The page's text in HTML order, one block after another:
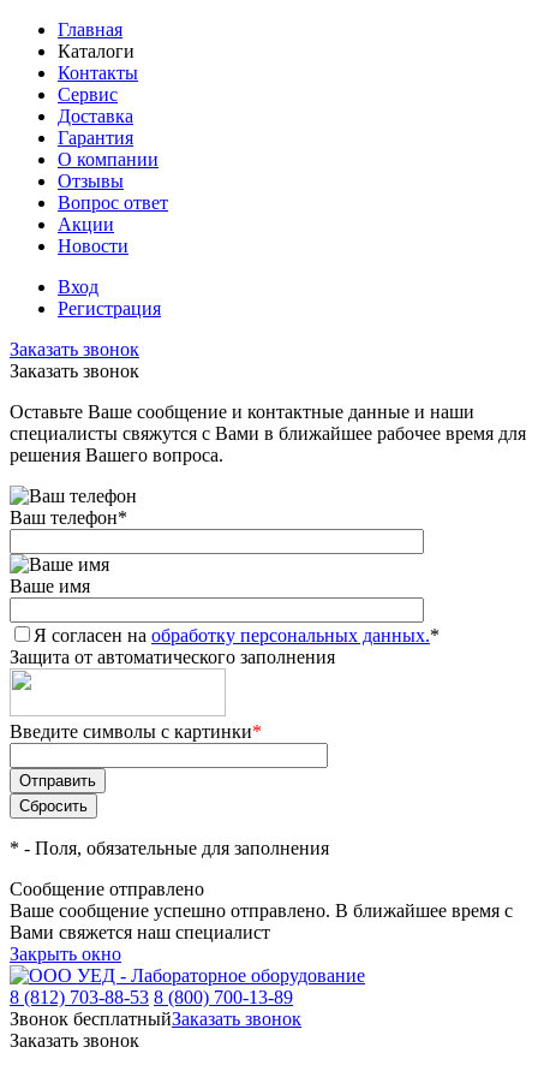
Главная
Каталоги
Контакты
Сервис
Доставка
Гарантия
О компании
Отзывы
Вопрос ответ
Акции
Новости
Вход
Регистрация
Заказать звонок
Заказать звонок
Оставьте Ваше сообщение и контактные данные и наши
специалисты свяжутся с Вами в ближайшее рабочее время для
решения Вашего вопроса.
Ваш телефон*
Ваше имя
Я согласен на обработку персональных данных.*
Защита от автоматического заполнения
Введите символы с картинки*
* - Поля, обязательные для заполнения
Сообщение отправлено
Ваше сообщение успешно отправлено. В ближайшее время с
Вами свяжется наш специалист
Закрыть окно
8 (812) 703-88-53 8 (800) 700-13-89
Звонок бесплатныйЗаказать звонок
Заказать звонок